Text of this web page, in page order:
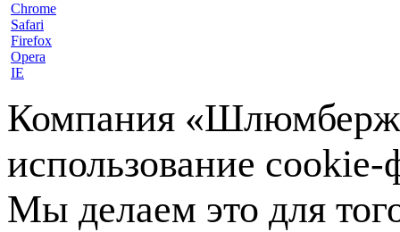
Chrome
Safari
Firefox
Opera
IE
Компания
использование
Мы делаем это для